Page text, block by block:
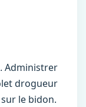
Administrer
drogueur
le bidon.